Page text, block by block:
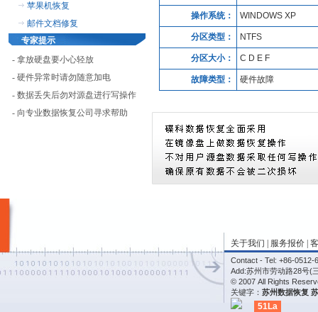
苹果机恢复
邮件文档修复
专家提示
- 拿放硬盘要小心轻放
- 硬件异常时请勿随意加电
- 数据丢失后勿对源盘进行写操作
- 向专业数据恢复公司寻求帮助
操作系统： WINDOWS XP
分区类型： NTFS
分区大小： C D E F
故障类型： 硬件故障
关于我们 服务报价
Contact - Tel: +86-
Add:苏州市劳动路28号(
© 2007 All Rights
关键字： 苏州数据恢复
51La